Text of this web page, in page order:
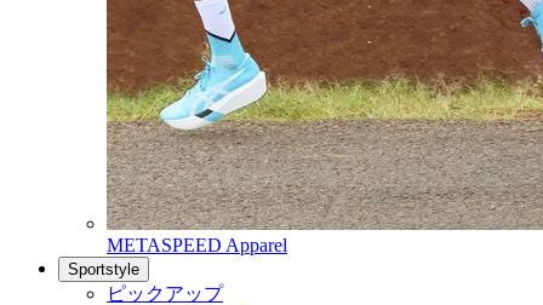
METASPEED Apparel
Sportstyle
ピックアップ